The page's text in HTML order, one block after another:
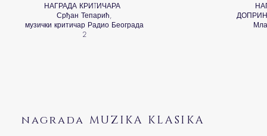
НАГРАДА КРИTИЧАРА
Срђан Тепарић,
музички критичар Радио Београда
2
nagrada MUZIKA KLASIKA